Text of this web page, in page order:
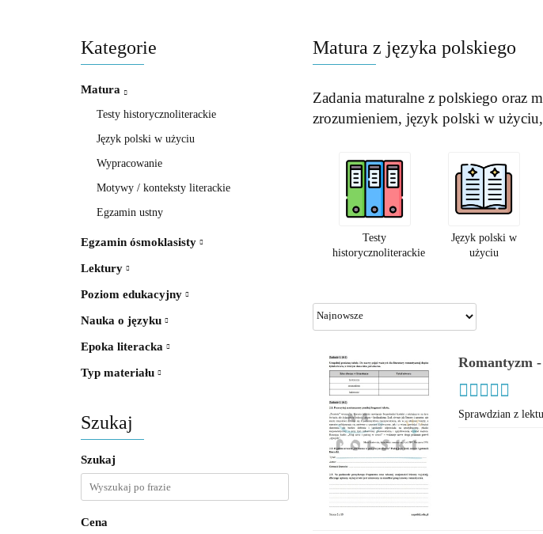
Kategorie
Matura
Testy historycznoliterackie
Język polski w użyciu
Wypracowanie
Motywy / konteksty literackie
Egzamin ustny
Egzamin ósmoklasisty
Lektury
Poziom edukacyjny
Nauka o języku
Epoka literacka
Typ materiału
Szukaj
Szukaj
Cena
Matura z języka polskiego
Zadania maturalne z polskiego oraz
zrozumieniem, język polski w
Testy
historycznoliterackie
Język polski w
użyciu
Romantyzm
Sprawdzian z